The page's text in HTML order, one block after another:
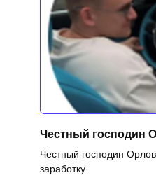
Честный господин
Честный господин
заработку